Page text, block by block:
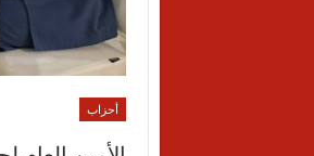
أحزاب